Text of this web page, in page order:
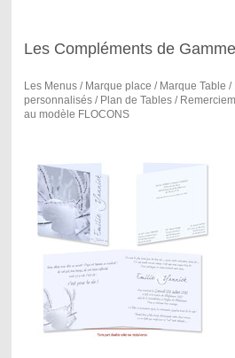
Les Compléments de Gamme
Les Menus / Marque place / Marque Table
personnalisés / Plan de Tables /
au modèle FLOCONS